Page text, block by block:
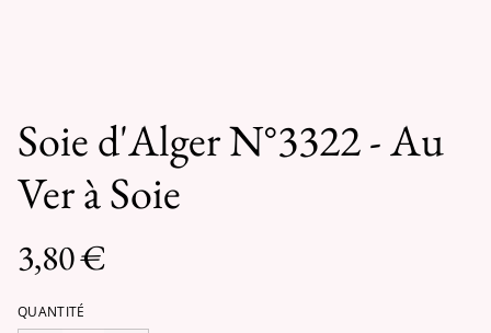
Soie d'Alger N°3322 - Au
Ver à Soie
3,80 €
QUANTITÉ